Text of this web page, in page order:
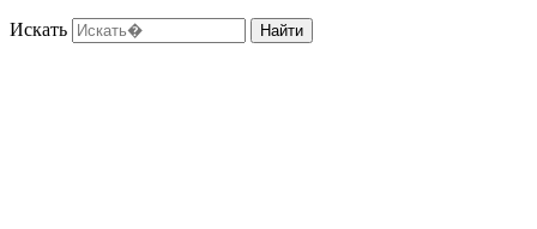
Искать Найти